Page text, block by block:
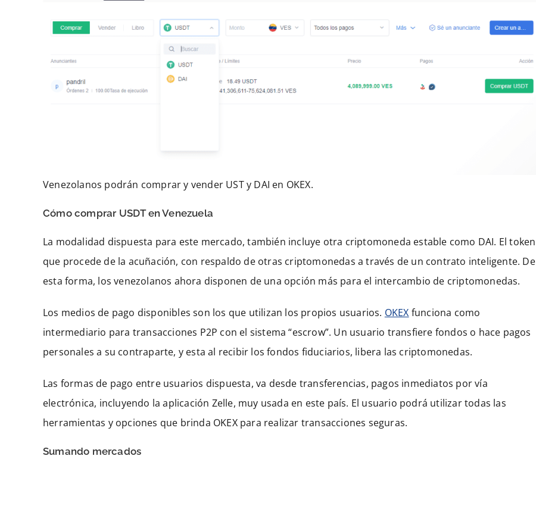
Venezolanos podrán comprar y vender UST y DAI en OKEX.
Cómo comprar USDT en Venezuela
La modalidad dispuesta para este mercado, también incluye otra criptomoneda estable como DAI. El token
que procede de la acuñación, con respaldo de otras criptomonedas a través de un contrato inteligente. De
esta forma, los venezolanos ahora disponen de una opción más para el intercambio de criptomonedas.
Los medios de pago disponibles son los que utilizan los propios usuarios. OKEX funciona como
intermediario para transacciones P2P con el sistema “escrow”. Un usuario transfiere fondos o hace pagos
personales a su contraparte, y esta al recibir los fondos fiduciarios, libera las criptomonedas.
Las formas de pago entre usuarios dispuesta, va desde transferencias, pagos inmediatos por vía
electrónica, incluyendo la aplicación Zelle, muy usada en este país. El usuario podrá utilizar todas las
herramientas y opciones que brinda OKEX para realizar transacciones seguras.
Sumando mercados